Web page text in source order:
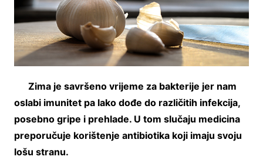
Zima je savršeno vrijeme za bakterije jer nam
oslabi imunitet pa lako dođe do različitih infekcija,
posebno gripe i prehlade. U tom slučaju medicina
preporučuje korištenje antibiotika koji imaju svoju
lošu stranu.